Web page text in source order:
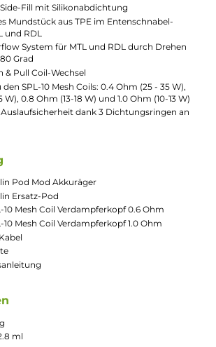
lippenfreundlich, und die Pods
2,8 ml Liquid. Du kannst zwischen
SPL-10 Mesh-Coils wählen, je nach
Zugverhalten. Die Coils sind
und garantieren ein intensives
Anpassung
Drehen des Pods kannst du
Zug wählen. Die drei Leistungsstufen
über den Feuerknopf einstellen,
die optimale Einstellung für dein
stylisches Pod Kit für MTL & RDL
leicht
und handschmeichelndes Design